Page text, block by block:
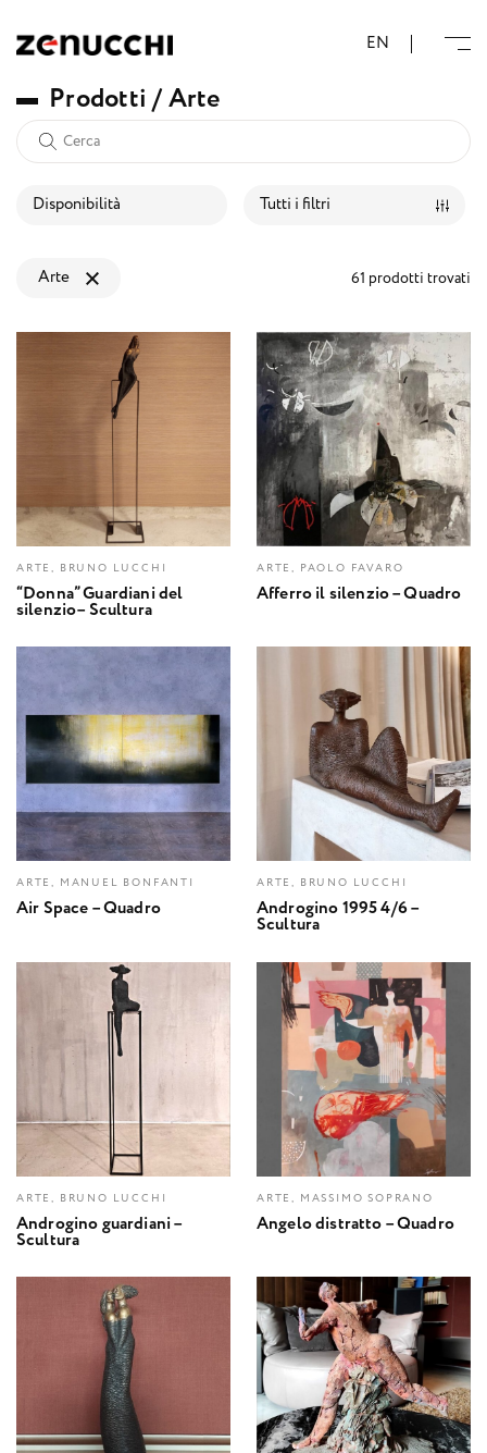
EN
Prodotti/Arte
Disponibilità Tutti i filtri
Arte 61 prodotti trovati
ARTE, BRUNO LUCCHI
“Donna” Guardiani del
silenzio– Scultura
ARTE, PAOLO FAVARO
Afferro il silenzio – Quadro
ARTE, MANUEL BONFANTI
Air Space – Quadro
ARTE, BRUNO LUCCHI
Androgino 1995 4/6 –
Scultura
ARTE, BRUNO LUCCHI
Androgino guardiani –
Scultura
ARTE, MASSIMO SOPRANO
Angelo distratto – Quadro